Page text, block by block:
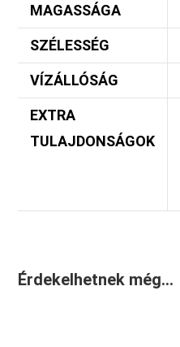
MAGASSÁGA
SZÉLESSÉG
VÍZÁLLÓSÁG
EXTRA
TULAJDONSÁGOK
Érdekelhetnek még…